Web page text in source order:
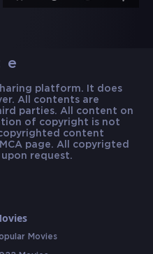
platform. It does
All contents are
parties. All content on
of copyright is not
content
page. All copyrigted
request.
Movies